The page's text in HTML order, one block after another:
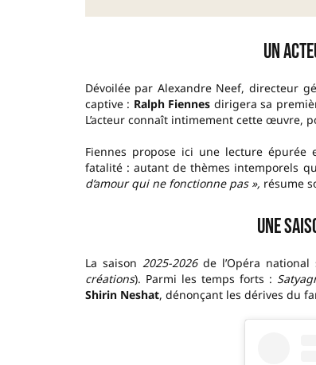
Un
Dévoilée par Alexandre Neef, directeur
captive : Ralph Fiennes dirigera sa
L’acteur connaît intimement cette œuvre,
Fiennes propose ici une lecture épurée
fatalité : autant de thèmes intemporels
d’amour qui ne fonctionne pas », résume
Une
La saison 2025-2026de l’Opéra national
créations). Parmi les temps forts :
Shirin Neshat, dénonçant les dérives du